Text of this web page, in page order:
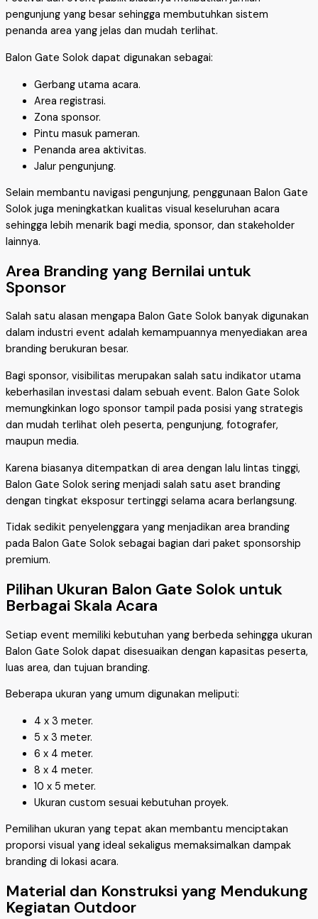
pengunjung yang besar sehingga membutuhkan sistem
penanda area yang jelas dan mudah terlihat.
Balon Gate Solok dapat digunakan sebagai:
Gerbang utama acara.
Area registrasi.
Zona sponsor.
Pintu masuk pameran.
Penanda area aktivitas.
Jalur pengunjung.
Selain membantu navigasi pengunjung, penggunaan Balon Gate
Solok juga meningkatkan kualitas visual keseluruhan acara
sehingga lebih menarik bagi media, sponsor, dan stakeholder
lainnya.
Area Branding yang Bernilai untuk
Sponsor
Salah satu alasan mengapa Balon Gate Solok banyak digunakan
dalam industri event adalah kemampuannya menyediakan area
branding berukuran besar.
Bagi sponsor, visibilitas merupakan salah satu indikator utama
keberhasilan investasi dalam sebuah event. Balon Gate Solok
memungkinkan logo sponsor tampil pada posisi yang strategis
dan mudah terlihat oleh peserta, pengunjung, fotografer,
maupun media.
Karena biasanya ditempatkan di area dengan lalu lintas tinggi,
Balon Gate Solok sering menjadi salah satu aset branding
dengan tingkat eksposur tertinggi selama acara berlangsung.
Tidak sedikit penyelenggara yang menjadikan area branding
pada Balon Gate Solok sebagai bagian dari paket sponsorship
premium.
Pilihan Ukuran Balon Gate Solok untuk
Berbagai Skala Acara
Setiap event memiliki kebutuhan yang berbeda sehingga ukuran
Balon Gate Solok dapat disesuaikan dengan kapasitas peserta,
luas area, dan tujuan branding.
Beberapa ukuran yang umum digunakan meliputi:
4 x 3 meter.
5 x 3 meter.
6 x 4 meter.
8 x 4 meter.
10 x 5 meter.
Ukuran custom sesuai kebutuhan proyek.
Pemilihan ukuran yang tepat akan membantu menciptakan
proporsi visual yang ideal sekaligus memaksimalkan dampak
branding di lokasi acara.
Material dan Konstruksi yang Mendukung
Kegiatan Outdoor